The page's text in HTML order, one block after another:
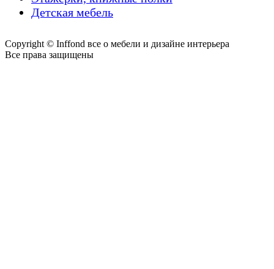
Детская мебель
Copyright © Inffond все о мебели и дизайне интерьера
Все права защищены